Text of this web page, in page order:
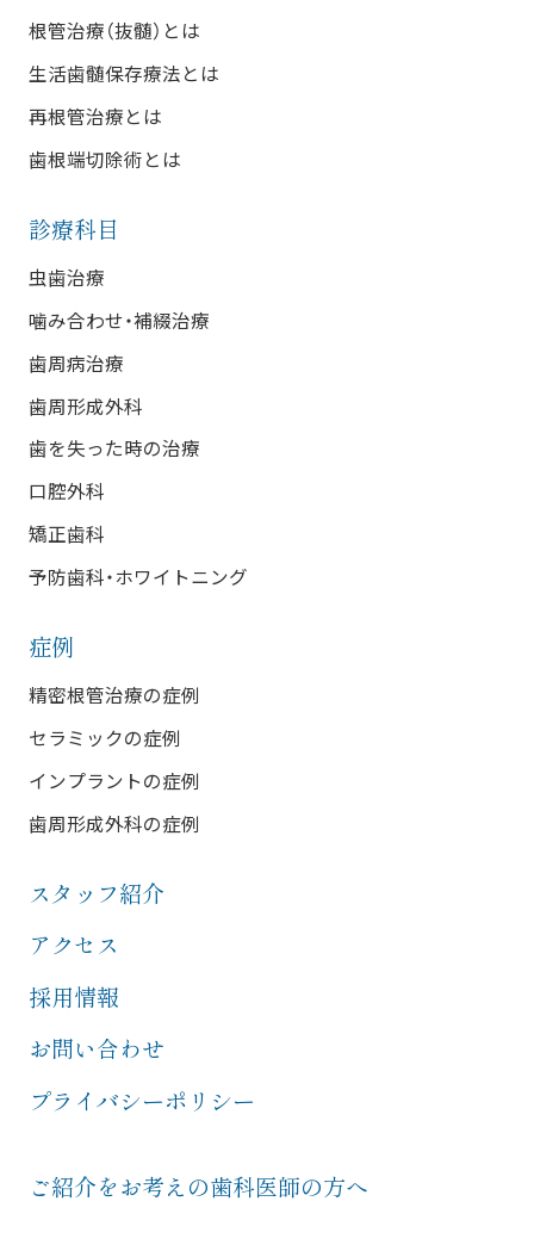
根管治療（抜髄）とは
生活歯髄保存療法とは
再根管治療とは
歯根端切除術とは
診療科目
虫歯治療
噛み合わせ・補綴治療
歯周病治療
歯周形成外科
歯を失った時の治療
口腔外科
矯正歯科
予防歯科・ホワイトニング
症例
精密根管治療の症例
セラミックの症例
インプラントの症例
歯周形成外科の症例
スタッフ紹介
アクセス
採用情報
お問い合わせ
プライバシーポリシー
ご紹介をお考えの歯科医師の方へ